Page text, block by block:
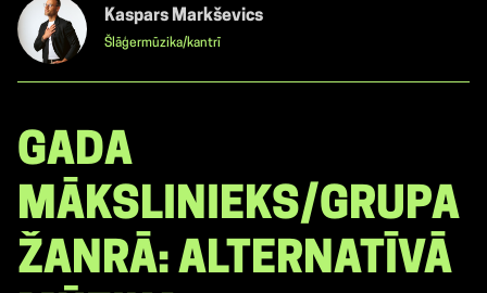
Kaspars Markševics
Šlāģermūzika/kantrī
GADA
MĀKSLINIEKS/GRUPA
ŽANRĀ: ALTERNATĪVĀ